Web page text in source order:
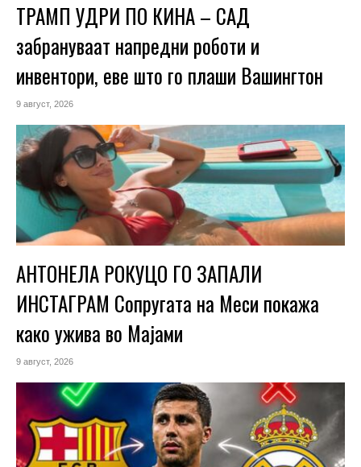
ТРАМП УДРИ ПО КИНА – САД
забрануваат напредни роботи и
инвентори, еве што го плаши Вашингтон
9 август, 2026
АНТОНЕЛА РОКУЦО ГО ЗАПАЛИ
ИНСТАГРАМ Сопругата на Меси покажа
како ужива во Мајами
9 август, 2026